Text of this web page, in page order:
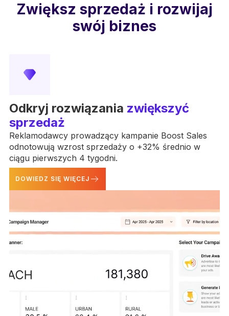
Zwiększ sprzedaż i rozwijaj
swój biznes
Odkryj rozwiązania zwiększyć
sprzedaż
Reklamodawcy prowadzący kampanie Boost Sales
odnotowują wzrost sprzedaży o +32% średnio w
ciągu pierwszych 4 tygodni.
DOWIEDZ SIĘ WIĘCEJ